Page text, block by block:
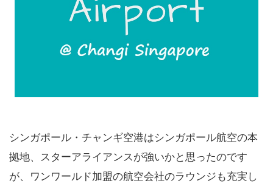
シンガポール・チャンギ空港はシンガポール航空の本
拠地、スターアライアンスが強いかと思ったのです
が、ワンワールド加盟の航空会社のラウンジも充実し